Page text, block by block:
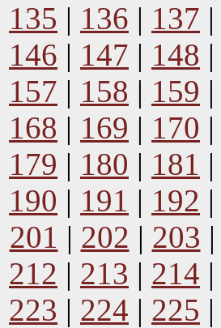
135 | 136 | 137 |
146 | 147 | 148 |
157 | 158 | 159 |
168 | 169 | 170 |
179 | 180 | 181 |
190 | 191 | 192 |
201 | 202 | 203 |
212 | 213 | 214 |
223 | 224 | 225 |